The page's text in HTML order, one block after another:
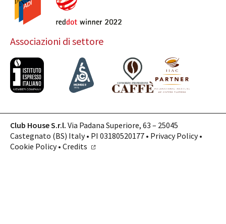
Associazioni di settore
Club House S.r.l. Via Padana Superiore, 63 – 25045
Castegnato (BS) Italy • PI 03180520177 • Privacy Policy•
Cookie Policy• Credits